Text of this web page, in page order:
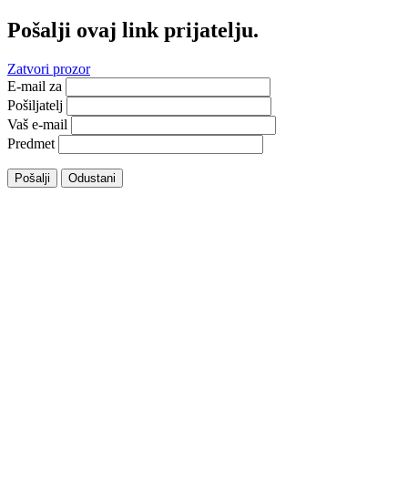
Pošalji ovaj link prijatelju.
Zatvori prozor
E-mail za
Pošiljatelj
Vaš e-mail
Predmet
Pošalji Odustani